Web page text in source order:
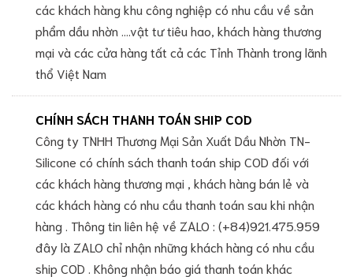
các khách hàng khu công nghiệp có nhu cầu về sản
phẩm dầu nhờn ....vật tư tiêu hao, khách hàng thương
mại và các cửa hàng tất cả các Tỉnh Thành trong lãnh
thổ Việt Nam
CHÍNH SÁCH THANH TOÁN SHIP COD
Công ty TNHH Thương Mại Sản Xuất Dầu Nhờn TN-
Silicone có chính sách thanh toán ship COD đối với
các khách hàng thương mại , khách hàng bán lẻ và
các khách hàng có nhu cầu thanh toán sau khi nhận
hàng . Thông tin liên hệ về ZALO : (+84)921.475.959
đây là ZALO chỉ nhận những khách hàng có nhu cầu
ship COD . Không nhận báo giá thanh toán khác